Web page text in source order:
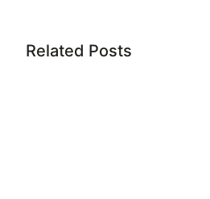
Related Posts